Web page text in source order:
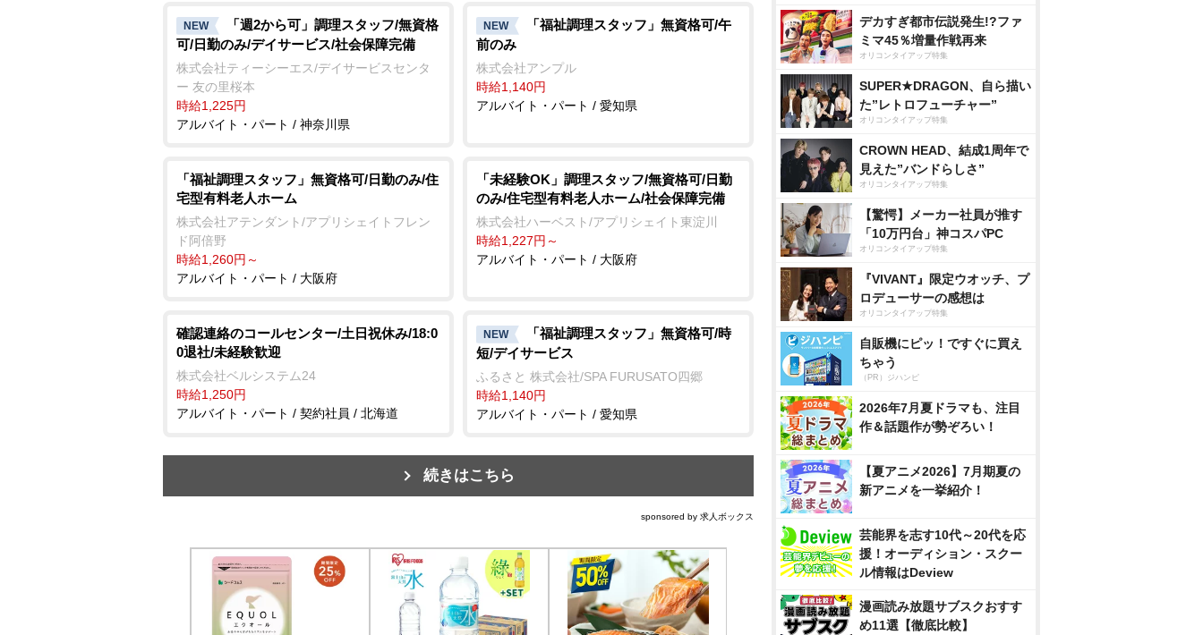
NEW
「週2から可」調理スタッフ/無資格
可/日勤のみ/デイサービス/社会保障完備
株式会社ティーシーエス/デイサービスセンタ
ー 友の里桜本
時給1,225円
アルバイト・パート / 神奈川県
NEW
「福祉調理スタッフ」無資格可/午
前のみ
株式会社アンプル
時給1,140円
アルバイト・パート / 愛知県
「福祉調理スタッフ」無資格可/日勤のみ/住
宅型有料老人ホーム
株式会社アテンダント/アプリシェイトフレン
ド阿倍野
時給1,260円～
アルバイト・パート / 大阪府
「未経験OK」調理スタッフ/無資格可/日勤
のみ/住宅型有料老人ホーム/社会保障完備
株式会社ハーベスト/アプリシェイト東淀川
時給1,227円～
アルバイト・パート / 大阪府
確認連絡のコールセンター/土日祝休み/18:0
0退社/未経験歓迎
株式会社ベルシステム24
時給1,250円
アルバイト・パート / 契約社員 / 北海道
NEW
「福祉調理スタッフ」無資格可/時
短/デイサービス
ふるさと 株式会社/SPA FURUSATO四郷
時給1,140円
アルバイト・パート / 愛知県
続きはこちら
sponsored by 求人ボックス
デカすぎ都市伝説発生!?ファ
ミマ45％増量作戦再来
オリコンタイアップ特集
SUPER★DRAGON、自ら描い
た”レトロフューチャー”
オリコンタイアップ特集
CROWN HEAD、結成1周年で
見えた”バンドらしさ”
オリコンタイアップ特集
【驚愕】メーカー社員が推す
「10万円台」神コスパPC
オリコンタイアップ特集
『VIVANT』限定ウオッチ、プ
ロデューサーの感想は
オリコンタイアップ特集
自販機にピッ！ですぐに買え
ちゃう
（PR）ジハンピ
2026年7月夏ドラマも、注目
作＆話題作が勢ぞろい！
【夏アニメ2026】7月期夏の
新アニメを一挙紹介！
芸能界を志す10代～20代を応
援！オーディション・スクー
ル情報はDeview
漫画読み放題サブスクおすす
め11選【徹底比較】